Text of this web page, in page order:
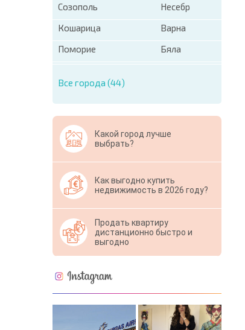
Созополь
Несебр
Кошарица
Варна
Поморие
Бяла
Все города (44)
Какой город лучше
выбрать?
Как выгодно купить
недвижимость в 2026 году?
Продать квартиру
дистанционно быстро и
выгодно